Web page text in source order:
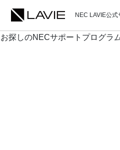
NEC LAVIE公式
お探しのNECサポートプログラ